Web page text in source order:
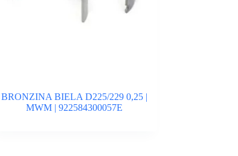
BRONZINA BIELA D225/229 0,25 |
MWM | 922584300057E